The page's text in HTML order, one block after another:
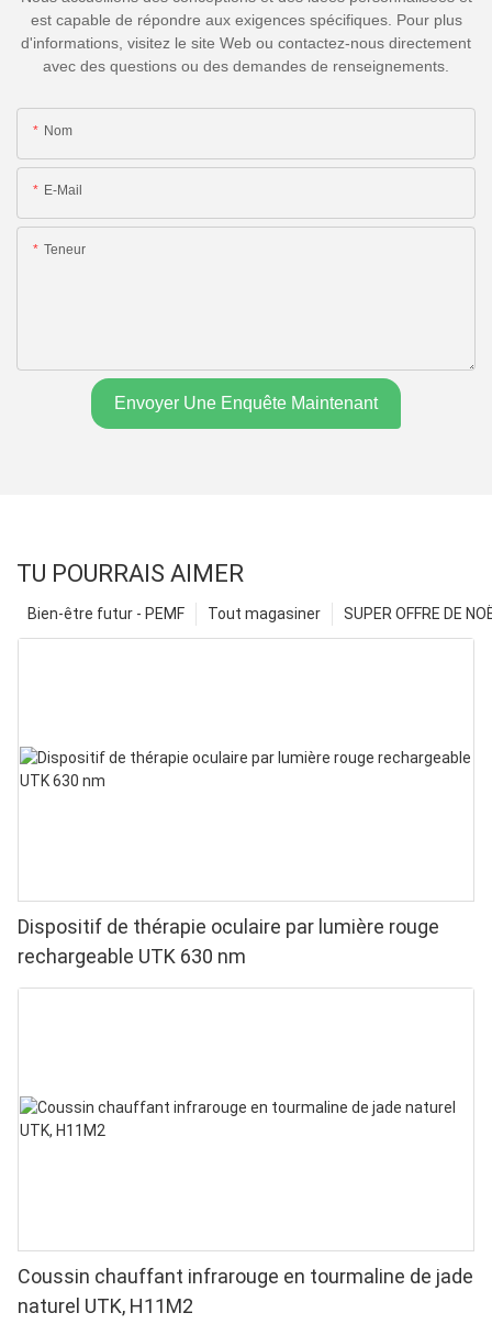
est capable de répondre aux exigences spécifiques. Pour plus
d'informations, visitez le site Web ou contactez-nous directement
avec des questions ou des demandes de renseignements.
Nom
E-Mail
Teneur
Envoyer Une Enquête Maintenant
TU POURRAIS AIMER
SUPER OFFRE DE
Tout magasiner
Bien-être futur - PEMF
Dispositif de thérapie oculaire par lumière rouge
rechargeable UTK 630 nm
Coussin chauffant infrarouge en tourmaline de jade
naturel UTK, H11M2